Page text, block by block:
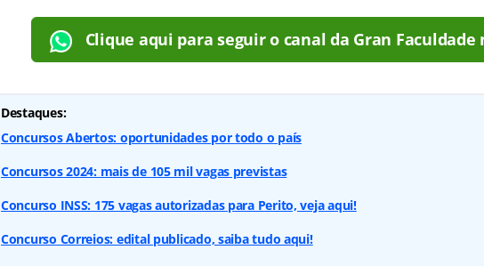
Clique aqui para seguir o canal da Gran Faculdade
Destaques:
Concursos Abertos: oportunidades por todo o país
Concursos 2024: mais de 105 mil vagas previstas
Concurso INSS: 175 vagas autorizadas para Perito, veja aqui!
Concurso Correios: edital publicado, saiba tudo aqui!